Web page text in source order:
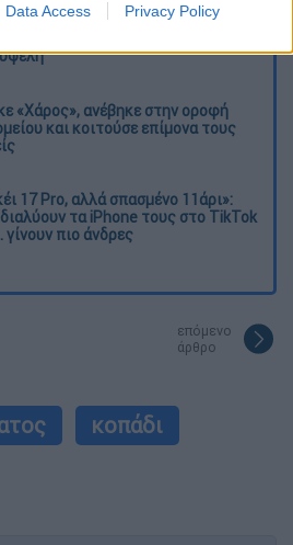
Data Access Privacy Policy
δήλωση της οικογένειας της
«Χάρος», ανέβηκε στην οροφή
και κοιτούσε επίμονα τους
17 Pro, αλλά σπασμένο 11άρι»:
τα iPhone τους στο TikTok
γίνουν πιο άνδρες
επόμενο
άρθρο
κοπάδι